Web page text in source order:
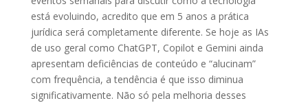
está evoluindo, acredito que em 5 anos a prática
jurídica será completamente diferente. Se hoje as IAs
de uso geral como ChatGPT, Copilot e Gemini ainda
apresentam deficiências de conteúdo e “alucinam”
com frequência, a tendência é que isso diminua
significativamente. Não só pela melhoria desses